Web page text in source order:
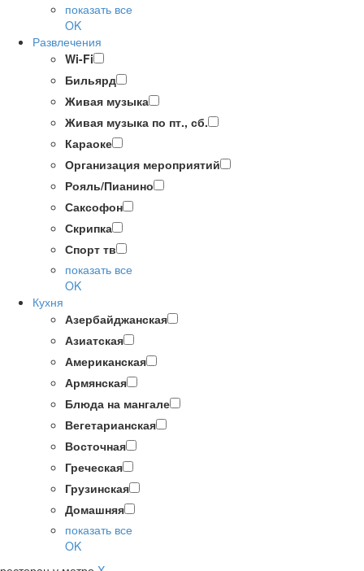
показать все
OK
Развлечения
Wi-Fi
Бильярд
Живая музыка
Живая музыка по пт., сб.
Караоке
Организация мероприятий
Рояль/Пианино
Саксофон
Скрипка
Спорт тв
показать все
OK
Кухня
Азербайджанская
Азиатская
Американская
Армянская
Блюда на мангале
Вегетарианская
Восточная
Греческая
Грузинская
Домашняя
показать все
OK